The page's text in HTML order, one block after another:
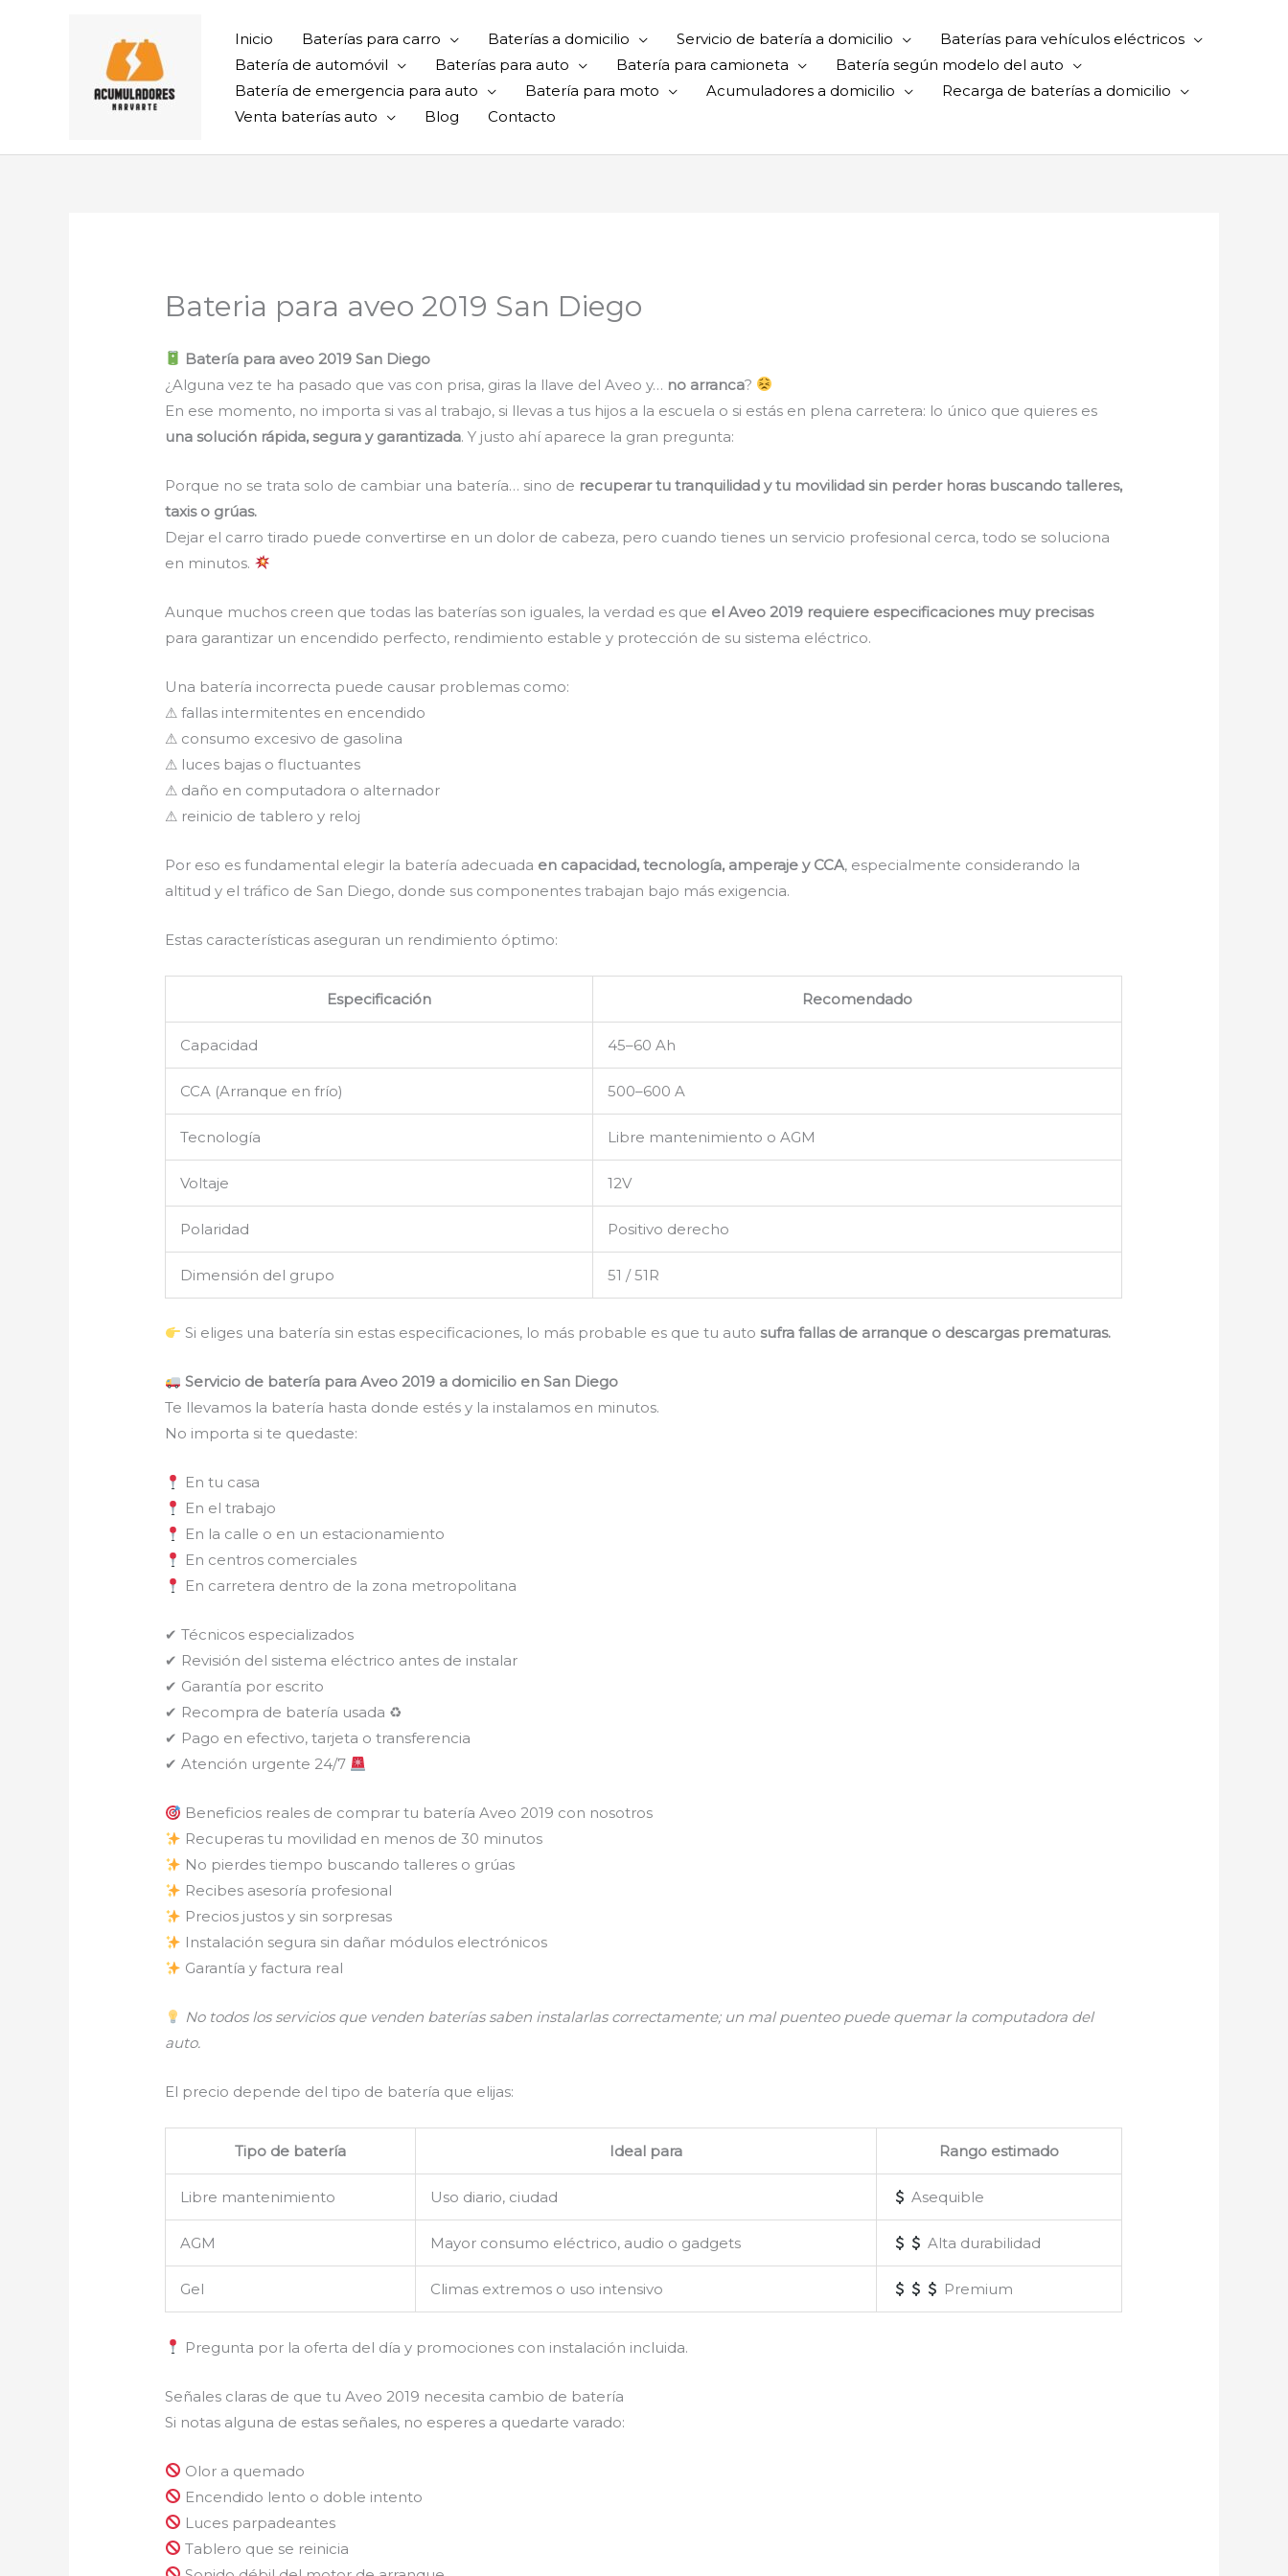
Inicio Baterías para carro Baterías a domicilio Servicio de batería a domicilio
Baterías para vehículos eléctricos
Batería de automóvil
Baterías para auto Batería para camioneta
Batería según modelo del auto
Batería de emergencia para auto
Batería para moto Acumuladores a domicilio
Recarga de baterías a domicilio
Venta baterías auto
Blog Contacto
Bateria para aveo 2019 San Diego
Batería para aveo 2019 San Diego
¿Alguna vez te ha pasado que vas con prisa, giras la llave del Aveo y… no arranca?
En ese momento, no importa si vas al trabajo, si llevas a tus hijos a la escuela o si estás en plena carretera: lo único que quieres es
una solución rápida, segura y garantizada. Y justo ahí aparece la gran pregunta:
Porque no se trata solo de cambiar una batería… sino de recuperar tu tranquilidad y tu movilidad sin perder horas buscando talleres,
taxis o grúas.
Dejar el carro tirado puede convertirse en un dolor de cabeza, pero cuando tienes un servicio profesional cerca, todo se soluciona
en minutos.
Aunque muchos creen que todas las baterías son iguales, la verdad es que el Aveo 2019 requiere especificaciones muy precisas
para garantizar un encendido perfecto, rendimiento estable y protección de su sistema eléctrico.
Una batería incorrecta puede causar problemas como:
⚠ fallas intermitentes en encendido
⚠ consumo excesivo de gasolina
⚠ luces bajas o fluctuantes
⚠ daño en computadora o alternador
⚠ reinicio de tablero y reloj
Por eso es fundamental elegir la batería adecuada en capacidad, tecnología, amperaje y CCA, especialmente considerando la
altitud y el tráfico de San Diego, donde sus componentes trabajan bajo más exigencia.
Estas características aseguran un rendimiento óptimo:
Especificación Recomendado
Capacidad 45–60 Ah
CCA (Arranque en frío) 500–600 A
Tecnología Libre mantenimiento o AGM
Voltaje 12V
Polaridad Positivo derecho
Dimensión del grupo 51 / 51R
Si eliges una batería sin estas especificaciones, lo más probable es que tu autosufra fallas de arranque o descargas prematuras.
Servicio de batería para Aveo 2019 a domicilio en San Diego
Te llevamos la batería hasta donde estés y la instalamos en minutos.
No importa si te quedaste:
En tu casa
En el trabajo
En la calle o en un estacionamiento
En centros comerciales
En carretera dentro de la zona metropolitana
✔ Técnicos especializados
✔ Revisión del sistema eléctrico antes de instalar
✔ Garantía por escrito
✔ Recompra de batería usada ♻
✔ Pago en efectivo, tarjeta o transferencia
✔ Atención urgente 24/7
Beneficios reales de comprar tu batería Aveo 2019 con nosotros
Recuperas tu movilidad en menos de 30 minutos
No pierdes tiempo buscando talleres o grúas
Recibes asesoría profesional
Precios justos y sin sorpresas
Instalación segura sin dañar módulos electrónicos
Garantía y factura real
No todos los servicios que venden baterías saben instalarlas correctamente; un mal puenteo puede quemar la computadora del
auto.
El precio depende del tipo de batería que elijas:
Tipo de batería Ideal para Rango estimado
Libre mantenimiento Uso diario, ciudad Asequible
AGM Mayor consumo eléctrico, audio o gadgets Alta durabilidad
Gel Climas extremos o uso intensivo Premium
Pregunta por la oferta del día y promociones con instalación incluida.
Señales claras de que tu Aveo 2019 necesita cambio de batería
Si notas alguna de estas señales, no esperes a quedarte varado:
Olor a quemado
Encendido lento o doble intento
Luces parpadeantes
Tablero que se reinicia